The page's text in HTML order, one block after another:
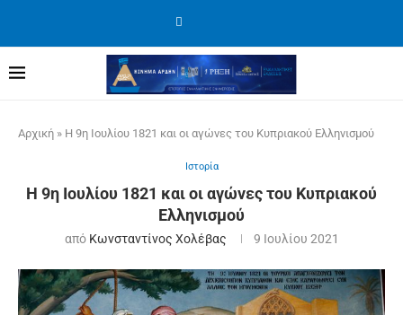
Αρχική » Η 9η Ιουλίου 1821 και οι αγώνες του Κυπριακού Ελληνισμού
Ιστορία
Η 9η Ιουλίου 1821 και οι αγώνες του Κυπριακού
Ελληνισμού
από Κωνσταντίνος Χολέβας 9 Ιουλίου 2021